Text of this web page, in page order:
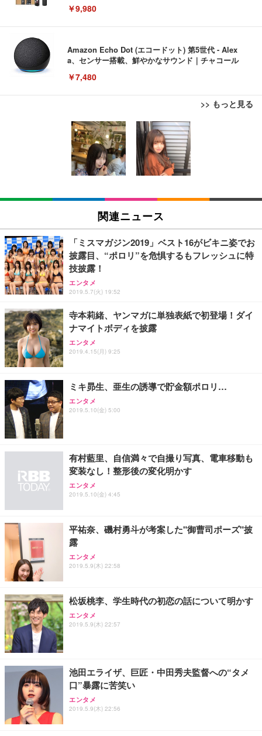
￥9,980
Amazon Echo Dot (エコードット) 第5世代 - Alex
a、センサー搭載、鮮やかなサウンド｜チャコール
￥7,480
>> もっと見る
[EdoErgo] オフィスチェア 椅子 テレワーク 疲れな
い 跳ね上げ式アームレスト コンパクト 約105度ロッ
キング pc 事務椅子 360度回転 座面昇降 強化ナイロ
ン樹脂ベース 通気性メッシュ 在宅ワーク H-WY01
(黒網+黒枠+黒足)
￥5,699
SIHOO B100 オフィスチェア／デスクチェア メッシ
ュチェア 人間工学 疲れない ブラック
￥27,999
Sezlife オフィスチェア デスクチェア 疲れない テレ
ワーク チェア 強化バックレスト 30度ロッキング機
能 人間工学 椅子 腰サポート 90度跳ね上げ式アーム
レスト 3Dヘッドレスト ハンガー付き 高反発クッシ
務用 おしゃれ パソコンチェア (ブラック)
Sezlife オフィスチェア デスクチェア 疲れない テレ
ワーク チェア 強化バックレスト 30度ロッキング機
能 人間工学 椅子 腰サポート 90度跳ね上げ式アーム
務用 おしゃれ パソコンチェア (ホワイト)
ANDWINT オフィスチェア デスクチェア 肘なし メ
ッシュ 通気性 ランバーサポート付き 腰サポート ガ
EIZO ビジネス向けプレミアムモニター | FlexScan
EV3240X-WT | 31.5型4K UHD・USB Type-C・ホワ
イト
￥105,595
EIZO ビジネス向けプレミアムモニター | FlexScan
￥109,572
【純正品】27"ゲーミングモニター DualSense 充電
フック付き（CFI-ZDM1J）
￥49,979
【整備済み品】Dell E2724HS 27インチ 液晶モニタ
ー フルHD（1920×1080）VA 非光沢 HDMI/DisplayP
ort/VGA スピーカー内蔵 高さ調整 スイベル VESA対
【MiniLED/24.5inch/280Hz/FHD】GRAPHT THE S
HOOTER Gaming Monitor 24” Essential ゲーミン
Amazonベーシック ペットシーツ 薄型 レギュラー 1
回使い捨て 無香料 ホワイト 300枚
￥3,373
Amazonベーシック ペットシーツ 厚型 ワイド 42枚
x2袋(84枚) ホワイト(吸収面:ライトブルー)
￥3,234
ネオ・ルーライフ ネオ・オムツ L 中型犬用 26枚入
り 単品
￥1,800
Smart Basic(スマートベーシック) 【Amazon.co.jp
限定】 Smart Basic アイリスオーヤマ ペットシーツ
超厚型 お徳用 ワイド 100枚入 (x 1) (ケース販売)
アイリスオーヤマ ペットシーツ 超厚型 お徳用 レギ
ュラー 200枚入【Amazon.co.jp限定】
関連ニュース
「ミスマガジン2019」ベスト16がビキニ姿でお
披露目、“ポロリ”を危惧するもフレッシュに特
技披露！
エンタメ
2019.5.7(火) 19:52
寺本莉緒、ヤンマガに単独表紙で初登場！ダイ
ナマイトボディを披露
エンタメ
2019.4.15(月) 9:25
ミキ昴生、亜生の誘導で貯金額ポロリ…
エンタメ
2019.5.10(金) 5:00
有村藍里、自信満々で自撮り写真、電車移動も
変装なし！整形後の変化明かす
エンタメ
2019.5.10(金) 4:45
平祐奈、磯村勇斗が考案した"御曹司ポーズ"披
露
エンタメ
2019.5.9(木) 22:58
松坂桃李、学生時代の初恋の話について明かす
エンタメ
2019.5.9(木) 22:57
池田エライザ、巨匠・中田秀夫監督への“タメ
口”暴露に苦笑い
エンタメ
2019.5.9(木) 22:56